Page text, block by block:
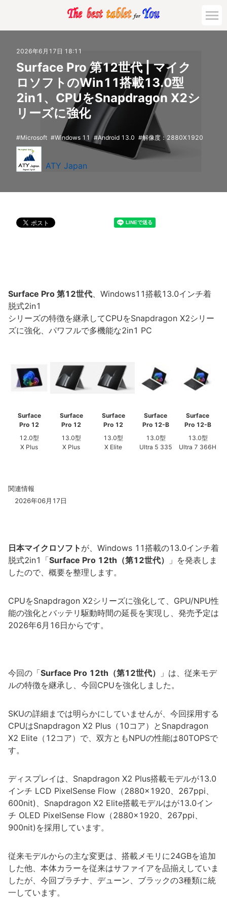
2026年6月17日 18:11
Surface Pro 第12世代 | マイク
ロソフトのWin11搭載13.0型
2in1、CPUをSnapdragon X2シ
リーズに強化
Microsoft Windows 11 Android 13.0 解像度：2880X1920
ATY Japan
Surface Pro 第12世代、Windows11搭載13.0インチ着
脱式2in1
シリーズの特徴を継承してCPUをSnapdragon X2シリー
ズに強化、パワフルで多機能な2in1 PC
Surface
Pro 12
12.0型
X Plus
Surface
Pro 12
13.0型
X Plus
Surface
Pro 12
13.0型
X Elite
Surface
Pro 12-B
13.0型
Ultra 5 335
Surface
Pro 12-B
13.0型
Ultra 7 366H
関連情報
2026年06月17日
日本マイクロソフト が、Windows 11搭載の13.0インチ着
脱式2in1「Surface Pro 12th（第12世代）
」を発表しま
したので、概要を整理します。
CPUをSnapdragon X2シリーズに強化して、GPU/NPU性
能の強化とバッテリ駆動時間の延長を実現し、発売予定は
2026年6月16日からです。
今回の「Surface Pro 12th（第12世代）
」は、従来モデ
ルの特徴を継承し、今回CPUを強化しました。
SKUの詳細までは明らかにしていませんが、今回採用する
CPUはSnapdragon X2 Plus（10コア）とSnapdragon
X2 Elite（12コア）で、双方ともNPUの性能は80TOPSで
す。
ディスプレイは、Snapdragon X2 Plus搭載モデルが13.0
インチ LCD PixelSense Flow（2880x1920、267ppi、
600nit)、Snapdragon X2 Elite搭載モデルはが13.0イン
チ OLED PixelSense Flow（2880x1920、267ppi、
900nit)を採用しています。
従来モデルからの主な変更は、搭載メモリに24GBを追加
した他、本体カラーを従来はサファイアを品揃えしていま
したが、今回プラチナ、デューン、ブラックの3種類に統
一しています。